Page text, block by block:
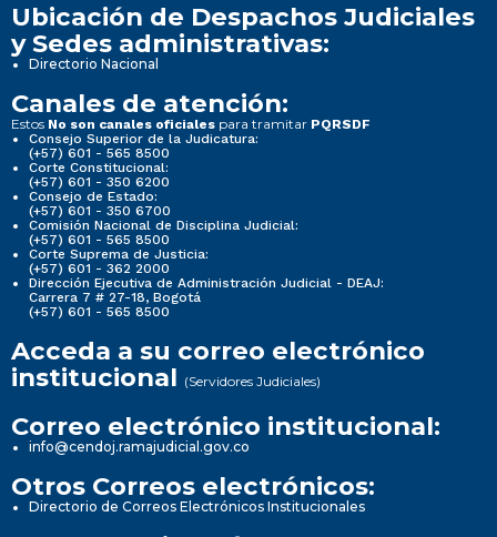
Ubicación de Despachos Judiciales
y Sedes administrativas:
Directorio Nacional
Canales de atención:
Estos No son canales oficiales para tramitar PQRSDF
Consejo Superior de la Judicatura:
(+57) 601 - 565 8500
Corte Constitucional:
(+57) 601 - 350 6200
Consejo de Estado:
(+57) 601 - 350 6700
Comisión Nacional de Disciplina Judicial:
(+57) 601 - 565 8500
Corte Suprema de Justicia:
(+57) 601 - 362 2000
Dirección Ejecutiva de Administración Judicial - DEAJ:
Carrera 7 # 27-18, Bogotá
(+57) 601 - 565 8500
Acceda a su correo electrónico
institucional (Servidores Judiciales)
Correo electrónico institucional:
info@cendoj.ramajudicial.gov.co
Otros Correos electrónicos:
Directorio de Correos Electrónicos Institucionales